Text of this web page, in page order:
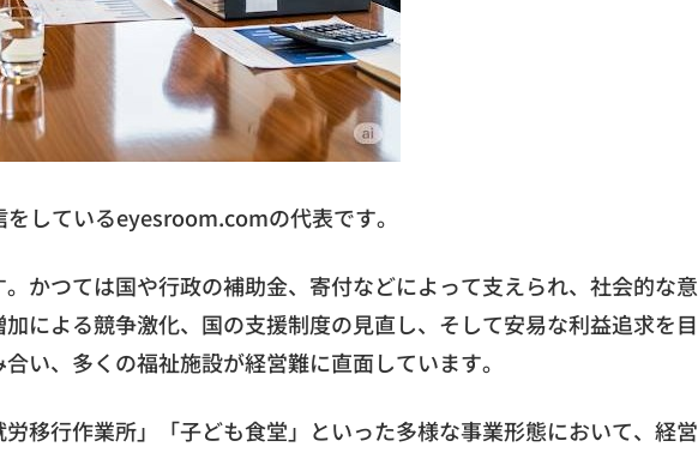
しているeyesroom.comの代表です。
かつては国や行政の補助金、寄付などによって支えられ、社会的な意
による競争激化、国の支援制度の見直し、そして安易な利益追求を目
い、多くの福祉施設が経営難に直面しています。
移行作業所」「子ども食堂」といった多様な事業形態において、経営